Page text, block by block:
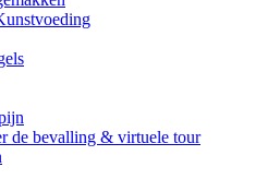
de bevalling & virtuele tour